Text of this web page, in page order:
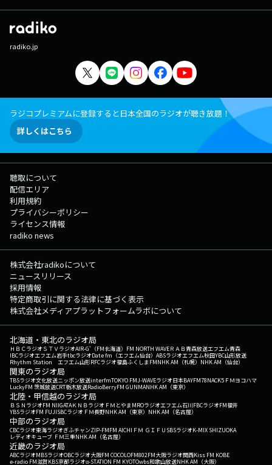
radiko.jp
ラジコプレミアムに登録すると日本全国のラジオが聴き放題！
詳しくはこちら
聴取について
配信エリア
利用規約
プライバシーポリシー
ライセンス情報
radiko news
株式会社radikoについて
ニュースリリース
採用情報
特定商取引に関する法律に基づく表示
株式会社メディアプラットフォームラボについて
北海道・東北のラジオ局
ＨＢＣラジオＳＴＶラジオAIR-G'（FM北海道） FM NORTH WAVEＲＡＢ青森放送エフエム青森
IBCラジオエフエム岩手tbcラジオDate fm（エフエム仙台） ABSラジオエフエム秋田YBC山形放送
Rhythm Station エフエム山形RFCラジオ福島ふくしまFMNHK AM（札幌） NHK AM（仙台）
関東のラジオ局
TBSラジオ文化放送ニッポン放送interfmTOKYO FMJ-WAVEラジオ日本BAYFM78NACK5 ＦＭヨコハマ
LuckyFM 茨城放送CRT栃木放送RadioBerryFM GUNMANHK AM（東京）
北陸・甲信越のラジオ局
ＢＳＮラジオFM NIIGATAＫＮＢラジオ ＦＭとやまMROラジオエフエム石川FBCラジオFM福井
YBSラジオFM FUJISBCラジオ ＦＭ長野NHK AM（東京） NHK AM（名古屋）
中部のラジオ局
CBCラジオ東海ラジオぎふチャンZIP-FMFM AICHI ＦＭ ＧＩＦＵ SBSラジオK-MIX SHIZUOKA
レディオキューブ ＦＭ三重NHK AM（名古屋）
近畿のラジオ局
ABCラジオMBSラジオOBCラジオ大阪FM COCOLOFM802FM大阪ラジオ関西Kiss FM KOBE
e-radio FM滋賀KBS京都ラジオα-STATION FM KYOTOwbs和歌山放送NHK AM（大阪）